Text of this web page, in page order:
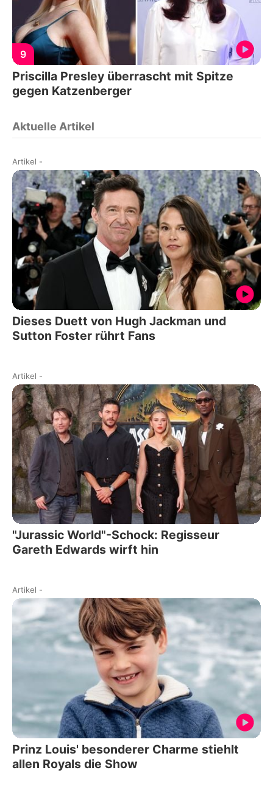
9
Priscilla Presley überrascht mit Spitze
gegen Katzenberger
Aktuelle Artikel
Artikel -
Dieses Duett von Hugh Jackman und
Sutton Foster rührt Fans
Artikel -
"Jurassic World"-Schock: Regisseur
Gareth Edwards wirft hin
Artikel -
Prinz Louis' besonderer Charme stiehlt
allen Royals die Show